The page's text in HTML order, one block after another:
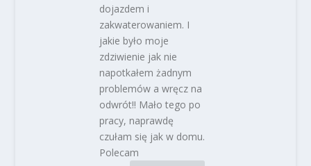
dojazdem i
zakwaterowaniem. I
jakie było moje
zdziwienie jak nie
napotkałem żadnym
problemów a wręcz na
odwrót!! Mało tego po
pracy, naprawdę
czułam się jak w domu.
Polecam